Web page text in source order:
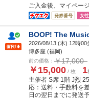
ご入金後、マイペー
発券番号 女
BOOP! The
2026/08/13 (木) 12時00
博多座 (福岡)
前の価格： ￥17,000
￥15,000 / 枚 1
主催者 S席 1階 J烈
応：送料・手数料を
日の翌日までに発送